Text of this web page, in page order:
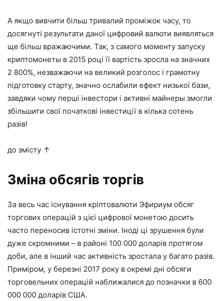
А якщо вивчити більш тривалий проміжок часу, то
досягнуті результати даної цифровий валюти виявляться
ще більш вражаючими. Так, з самого моменту запуску
криптомонеты в 2015 році її вартість зросла на значних
2 800%, незважаючи на великий розголос і грамотну
підготовку старту, значно ослабили ефект низької бази,
завдяки чому перші інвестори і активні майнеры змогли
збільшити свої початкові інвестиції в кілька сотень
разів!
до змісту ↑
Зміна обсягів торгів
За весь час існування кріптовалюти Эфириум обсяг
торгових операцій з цієї цифрової монетою досить
часто переносив істотні зміни. Іноді ці зрушення були
дуже скромними – в районі 100 000 доларів протягом
доби, але в інший час активність зростала у багато разів.
Приміром, у березні 2017 року в окремі дні обсяги
торговельних операцій наближалися до позначки в 600
000 000 доларів США.